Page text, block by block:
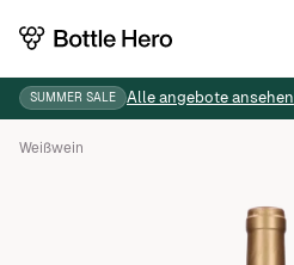
SUMMER SALE Alle angebote ansehen
Weißwein